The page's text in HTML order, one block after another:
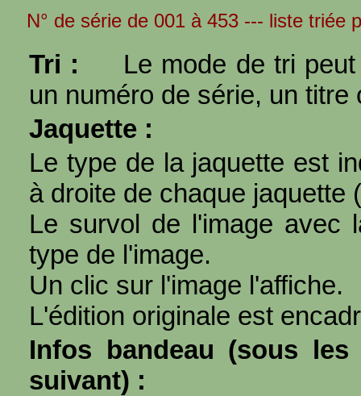
N° de série de 001 à 453 --- liste triée
Tri :
Le mode de tri
un numéro de série, un titre
Jaquette :
Le type de la jaquette est
à droite de chaque jaquette (
Le survol de l'image avec
type de l'image.
Un clic sur l'image l'affiche.
L'édition originale est
Infos bandeau (sous
suivant) :